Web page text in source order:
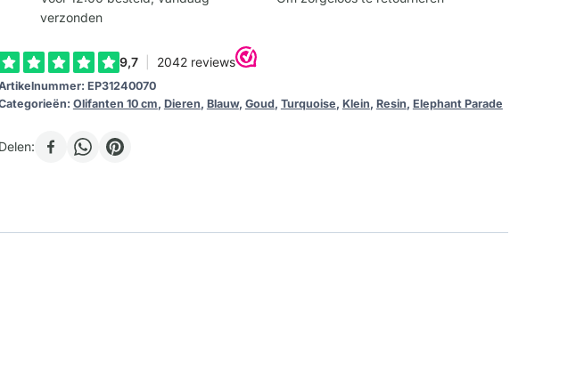
verzonden
EP31240070
Olifanten 10 cm, Dieren, Blauw, Goud, Turquoise, Klein, Resin, Elephant Parade
Delen: